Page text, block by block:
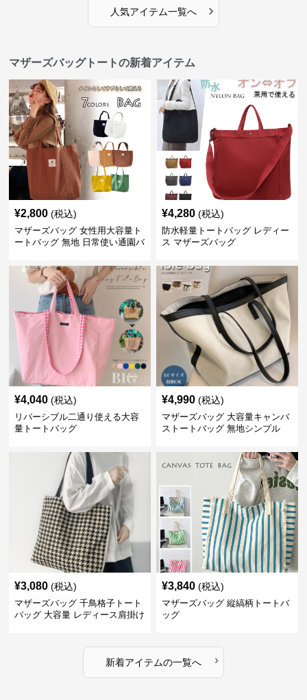
人気アイテム一覧へ ›
マザーズバッグトートの新着アイテム
¥2,800 (税込)
マザーズバッグ 女性用大容量ト
ートバッグ 無地 日常使い通園バ
¥4,280 (税込)
防水軽量トートバッグ レディー
ス マザーズバッグ
¥4,040 (税込)
リバーシブル二通り使える大容
量トートバッグ
¥4,990 (税込)
マザーズバッグ 大容量キャンバ
ストートバッグ 無地シンプル
¥3,080 (税込)
マザーズバッグ 千鳥格子トート
バッグ 大容量 レディース肩掛け
¥3,840 (税込)
マザーズバッグ 縦縞柄トートバ
ッグ
新着アイテムの一覧へ ›